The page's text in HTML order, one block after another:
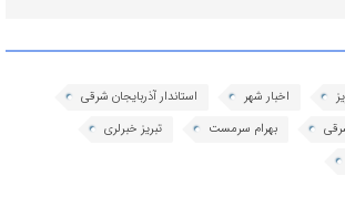
اخبار شهر
استاندار آذربایجان شرقی
بهرام سرمست
تبریز خبرلری